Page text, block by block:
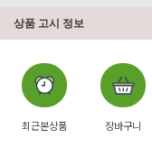
상품 고시 정보
최근본상품 장바구니